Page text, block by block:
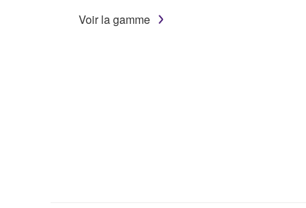
Voir la gamme